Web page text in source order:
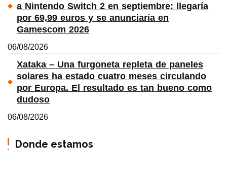
a Nintendo Switch 2 en septiembre: llegaría
por 69,99 euros y se anunciaría en
Gamescom 2026
06/08/2026
Xataka – Una furgoneta repleta de paneles
solares ha estado cuatro meses circulando
por Europa. El resultado es tan bueno como
dudoso
06/08/2026
Donde estamos